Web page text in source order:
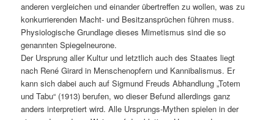
anderen vergleichen und einander übertreffen zu wollen, was zu
konkurrierenden Macht- und Besitzansprüchen führen muss.
Physiologische Grundlage dieses Mimetismus sind die so
genannten Spiegelneurone.
Der Ursprung aller Kultur und letztlich auch des Staates liegt
nach René Girard in Menschenopfern und Kannibalismus. Er
kann sich dabei auch auf Sigmund Freuds Abhandlung „Totem
und Tabu“ (1913) berufen, wo dieser Befund allerdings ganz
anders interpretiert wird. Alle Ursprungs-Mythen spielen in der